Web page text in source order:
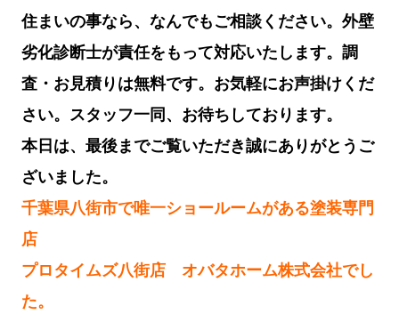
住まいの事なら、なんでもご相談ください。外壁
劣化診断士が責任をもって対応いたします。調
査・お見積りは無料です。お気軽にお声掛けくだ
さい。スタッフ一同、お待ちしております。
本日は、最後までご覧いただき誠にありがとうご
ざいました。
千葉県八街市で唯一ショールームがある塗装専門
店
プロタイムズ八街店 オバタホーム株式会社でし
た。